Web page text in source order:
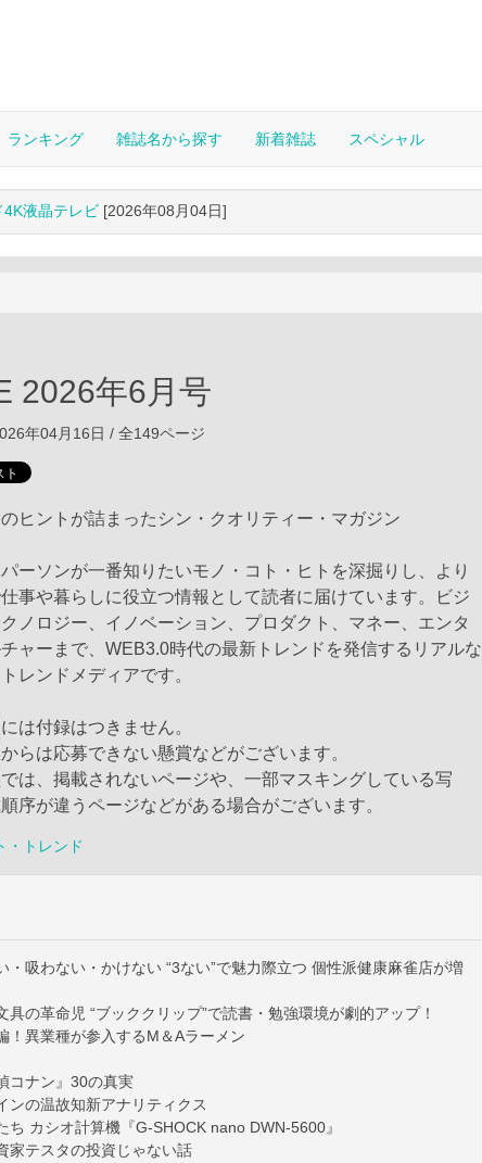
ランキング 雑誌名から探す 新着雑誌 スペシャル
液晶テレビ [2026年08月04日]
2026年6月号
年04月16日 / 全149ページ
ヒントが詰まったシン・クオリティー・マガジン
ーソンが一番知りたいモノ・コト・ヒトを深掘りし、より
事や暮らしに役立つ情報として読者に届けています。ビジ
ノロジー、イノベーション、プロダクト、マネー、エンタ
チャーまで、WEB3.0時代の最新トレンドを発信するリアルな
レンドメディアです。
は付録はつきません。
らは応募できない懸賞などがございます。
は、掲載されないページや、一部マスキングしている写
序が違うページなどがある場合がございます。
・トレンド
・吸わない・かけない “3ない”で魅力際立つ 個性派健康麻雀店が増
具の革命児 “ブッククリップ”で読書・勉強環境が劇的アップ！
！異業種が参入するM＆Aラーメン
コナン』30の真実
ンの温故知新アナリティクス
ち カシオ計算機『G-SHOCK nano DWN-5600』
家テスタの投資じゃない話